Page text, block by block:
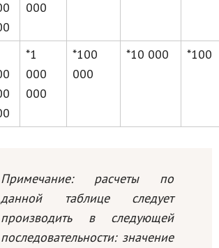
000
*1
000
000
*100
000
*10 000 *100
Примечание: расчеты по
данной таблице следует
производить в следующей
последовательности: значение